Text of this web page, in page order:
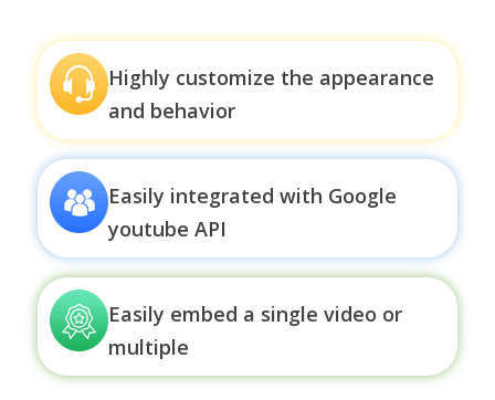
Highly customize the appearance
and behavior
Easily integrated with Google
youtube API
Easily embed a single video or
multiple